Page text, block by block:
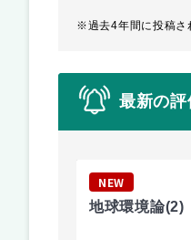
※過去4年間に投稿さ
最新の
NEW
地球環境論(2)